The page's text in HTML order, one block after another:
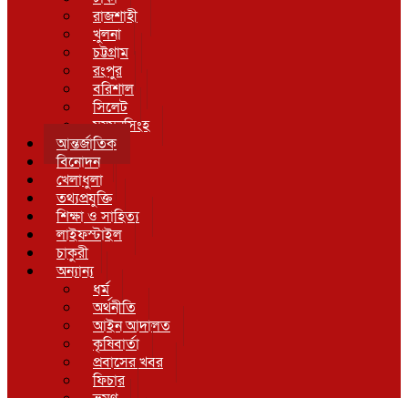
রাজশাহী
খুলনা
চট্টগ্রাম
রংপুর
বরিশাল
সিলেট
ময়মনসিংহ
আন্তর্জাতিক
বিনোদন
খেলাধুলা
তথ্যপ্রযুক্তি
শিক্ষা ও সাহিত্য
লাইফস্টাইল
চাকুরী
অন্যান্য
ধর্ম
অর্থনীতি
আইন আদালত
কৃষিবার্তা
প্রবাসের খবর
ফিচার